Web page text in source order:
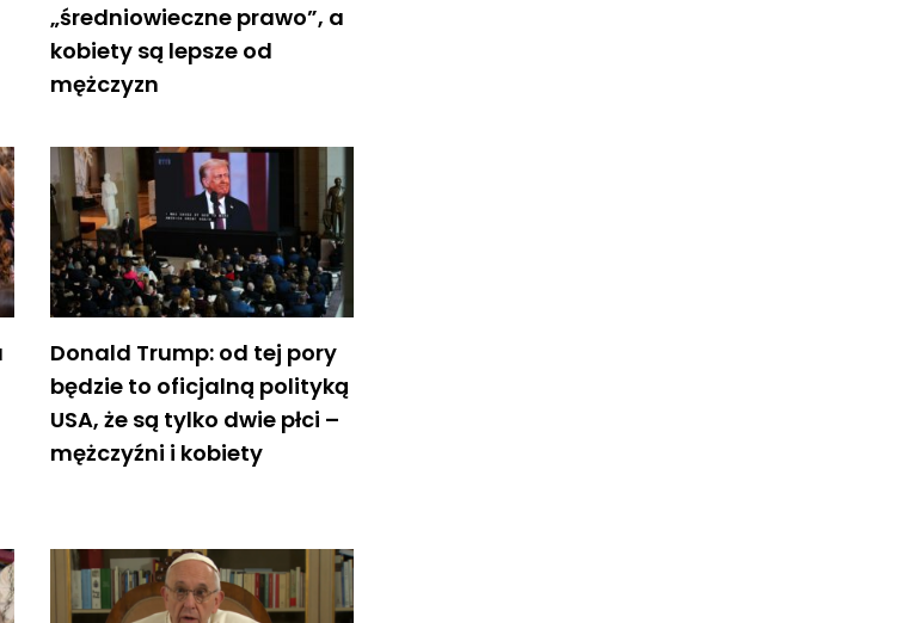
„średniowieczne prawo”, a
kobiety są lepsze od
mężczyzn
Donald Trump: od tej pory
będzie to oficjalną polityką
USA, że są tylko dwie płci –
mężczyźni i kobiety